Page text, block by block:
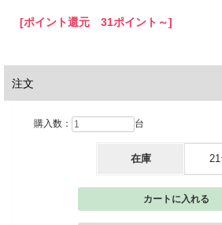
テーブル天板裏に設置するタイプです。 食事中の食
の蒸気によって伝票が汚れて読めなくなってしまっ
[ポイント還元 31ポイント～]
注文
購入数： 台
在庫 21